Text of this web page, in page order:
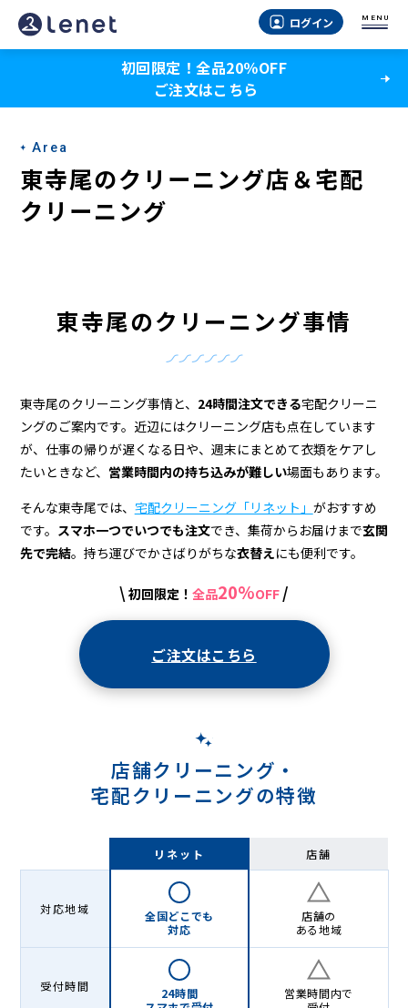
東
寺
の
ク
リ
ー
宅
配
ク
リ
ー
ログイン MENU
初回限定！全品20％OFF
ご注文はこちら
Area
東寺尾のクリーニング店＆宅配
クリーニング
東寺尾のクリーニング事情
東寺尾のクリーニング事情と、 24時間注文できる宅配クリーニ
ングのご案内です。近辺にはクリーニング店も点在しています
が、仕事の帰りが遅くなる日や、週末にまとめて衣類をケアし
たいときなど、 営業時間内の持ち込みが難しい場面もあります。
そんな東寺尾では、 宅配クリーニング「リネット」 がおすすめ
です。 スマホ一つでいつでも注文でき、集荷からお届けまで玄関
先で完結。持ち運びでかさばりがちな衣替えにも便利です。
\ 初回限定！ 全品20%OFF /
ご注文はこちら
店舗クリーニング・
宅配クリーニングの特徴
リネット 店舗
対応地域
全国どこでも
対応
店舗の
ある地域
受付時間
24時間
営業時間内で